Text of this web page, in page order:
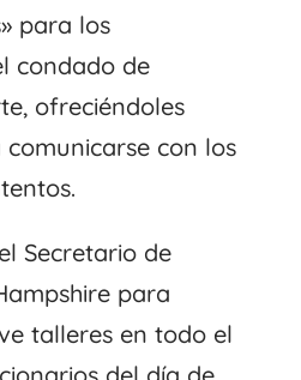
para los
condado de
ofreciéndoles
con los
Secretario de
para
talleres en todo el